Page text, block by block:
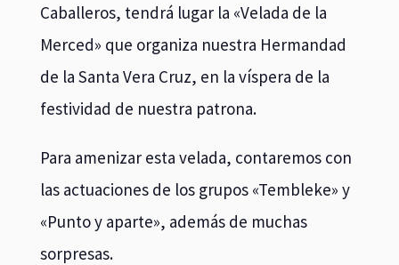
Caballeros, tendrá lugar la «Velada de la
Merced» que organiza nuestra Hermandad
de la Santa Vera Cruz, en la víspera de la
festividad de nuestra patrona.
Para amenizar esta velada, contaremos con
las actuaciones de los grupos «Tembleke» y
«Punto y aparte», además de muchas
sorpresas.